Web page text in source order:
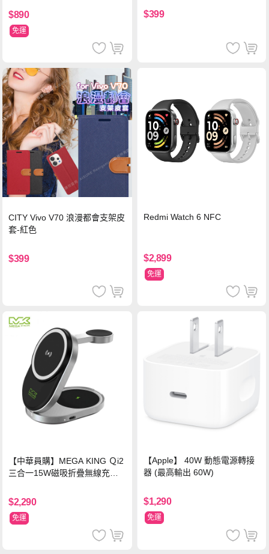
$890
免運
$399
CITY Vivo V70 浪漫都會支架皮
套-紅色
$399
Redmi Watch 6 NFC
$2,899
免運
【中華員購】MEGA KING Ｑi2
三合一15W磁吸折疊無線充電
$2,290
免運
【Apple】 40W 動態電源轉接
器 (最高輸出 60W)
$1,290
免運